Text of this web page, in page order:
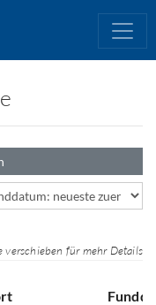
verschieben für mehr Details